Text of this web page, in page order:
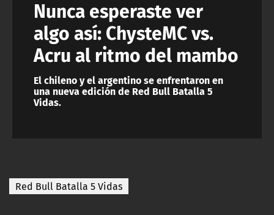
CORPORATIVO Y TRANSPARENCIA
CANAL DE DENUNCIAS
ÁREA DE PROYECTOS
Nunca esperaste ver
algo así: ChysteMC vs.
Acru al ritmo del mambo
El chileno y el argentino se enfrentaron en
una nueva edición de Red Bull Batalla 5
Vidas.
Red Bull Batalla 5 Vidas